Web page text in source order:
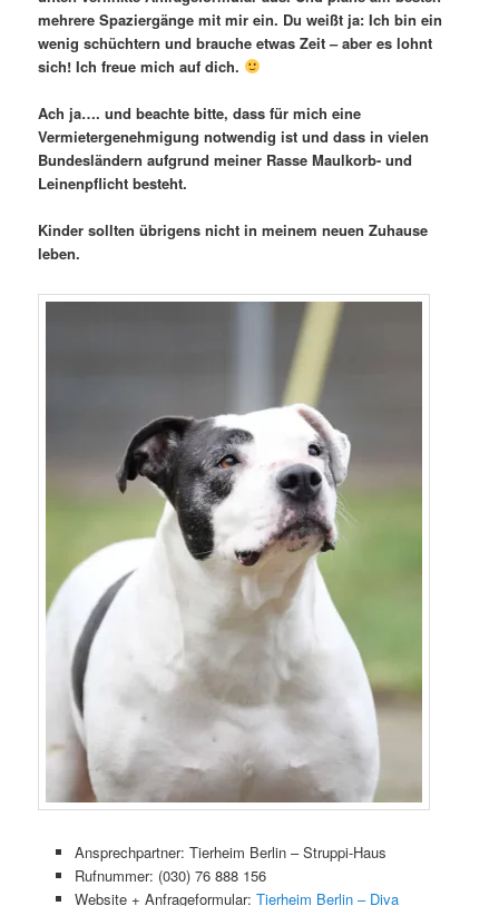
mehrere Spaziergänge mit mir ein. Du weißt ja: Ich bin ein
wenig schüchtern und brauche etwas Zeit – aber es lohnt
sich! Ich freue mich auf dich.
Ach ja…. und beachte bitte, dass für mich eine
Vermietergenehmigung notwendig ist und dass in vielen
Bundesländern aufgrund meiner Rasse Maulkorb- und
Leinenpflicht besteht.
Kinder sollten übrigens nicht in meinem neuen Zuhause
leben.
Ansprechpartner: Tierheim Berlin – Struppi-Haus
Rufnummer: (030) 76 888 156
Website + Anfrageformular: Tierheim Berlin – Diva